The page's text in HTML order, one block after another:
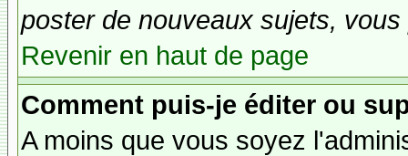
poster de nouveaux sujets,
Revenir en haut de page
Comment puis-je éditer ou
A moins que vous soyez